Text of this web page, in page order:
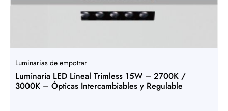
Luminarias de empotrar
Luminaria LED Lineal Trimless 15W – 2700K /
3000K – Ópticas Intercambiables y Regulable